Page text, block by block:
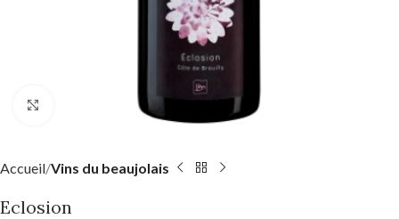
Click to enlarge
Accueil Vins du beaujolais
Eclosion